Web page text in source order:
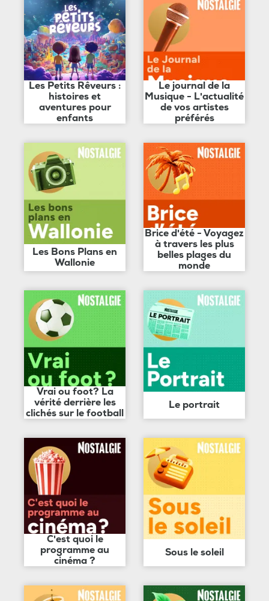
Les Petits Rêveurs :
histoires et
aventures pour
enfants
Le journal de la
Musique - L'actualité
de vos artistes
préférés
Les Bons Plans en
Wallonie
Brice d'été - Voyagez
à travers les plus
belles plages du
monde
Vrai ou foot? La
vérité derrière les
clichés sur le football
Le portrait
C'est quoi le
programme au
cinéma ?
Sous le soleil